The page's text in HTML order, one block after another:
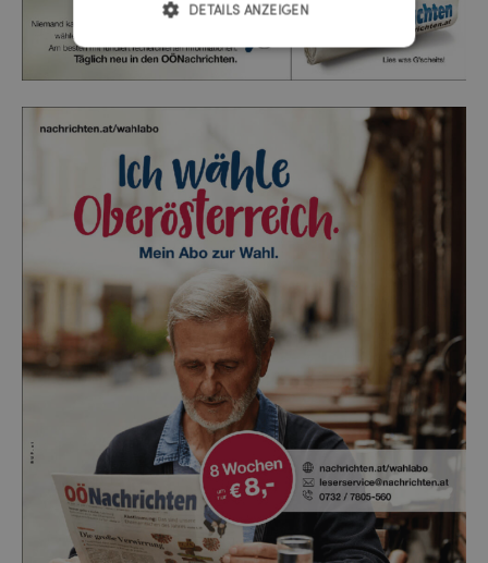
DETAILS ANZEIGEN